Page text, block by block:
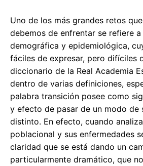
Uno de los más grandes retos
debemos de enfrentar se refiere
demográfica y epidemiológica,
fáciles de expresar, pero difíciles
diccionario de la Real Academia
dentro de varias definiciones,
palabra transición posee como
y efecto de pasar de un modo de
distinto. En efecto, cuando
poblacional y sus enfermedades
claridad que se está dando un
particularmente dramático, que